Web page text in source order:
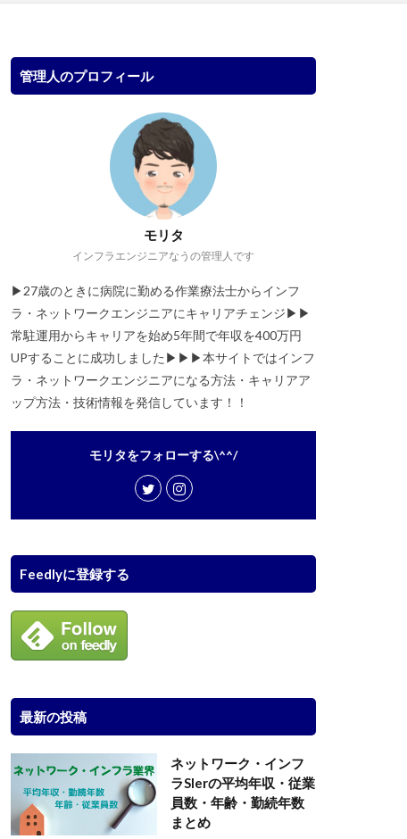
管理人のプロフィール
モリタ
インフラエンジニアなうの管理人です
▶︎27歳のときに病院に勤める作業療法士からインフ
ラ・ネットワークエンジニアにキャリアチェンジ▶︎▶︎
常駐運用からキャリアを始め5年間で年収を400万円
UPすることに成功しました▶︎▶︎▶︎本サイトではインフ
ラ・ネットワークエンジニアになる方法・キャリアア
ップ方法・技術情報を発信しています！！
モリタをフォローする\^^/
Feedlyに登録する
最新の投稿
ネットワーク・インフ
ラSIerの平均年収・従業
員数・年齢・勤続年数
まとめ